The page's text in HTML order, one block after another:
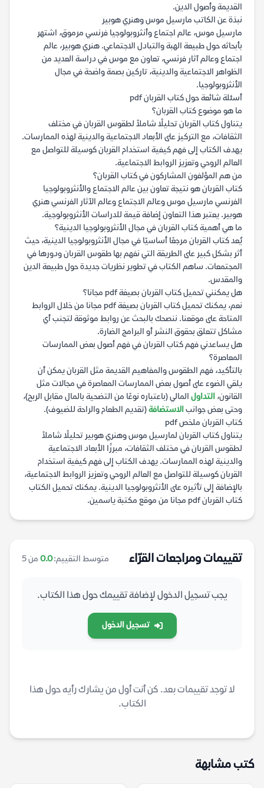
القديمة وأصول الدين.
نبذة عن الكاتب مارسيل موس وهنري هوبير
مارسيل موس، عالم اجتماع وأنثروبولوجيا فرنسي مرموق، اشتهر
بأبحاثه حول طبيعة الهبة والتبادل الاجتماعي. هنري هوبير، عالم
اجتماع وعالم آثار فرنسي، تعاون مع موس في دراسة العديد من
الظواهر الاجتماعية والدينية، تاركين بصمة واضحة في مجال
الأنثروبولوجيا.
أسئلة شائعة حول كتاب القربان pdf
ما هو موضوع كتاب القربان؟
يتناول كتاب القربان تحليلًا شاملاً لطقوس القربان في مختلف
الثقافات، مع التركيز على الأبعاد الاجتماعية والدينية لهذه الممارسات.
يهدف الكتاب إلى فهم كيفية استخدام القربان كوسيلة للتواصل مع
العالم الروحي وتعزيز الروابط الاجتماعية.
من هم المؤلفون المشاركون في كتاب القربان؟
كتاب القربان هو نتيجة تعاون بين عالم الاجتماع والأنثروبولوجيا
الفرنسي مارسيل موس وعالم الاجتماع وعالم الآثار الفرنسي هنري
هوبير. يعتبر هذا التعاون إضافة قيمة للدراسات الأنثروبولوجية.
ما هي أهمية كتاب القربان في مجال الأنثروبولوجيا الدينية؟
يُعد كتاب القربان مرجعًا أساسيًا في مجال الأنثروبولوجيا الدينية، حيث
أثر بشكل كبير على الطريقة التي نفهم بها طقوس القربان ودورها في
المجتمعات. ساهم الكتاب في تطوير نظريات جديدة حول طبيعة الدين
والمقدس.
هل يمكنني تحميل كتاب القربان بصيغة pdf مجانا؟
نعم، يمكنك تحميل كتاب القربان بصيغة pdf مجانا من خلال الروابط
المتاحة على موقعنا. ننصحك بالبحث عن روابط موثوقة لتجنب أي
مشاكل تتعلق بحقوق النشر أو البرامج الضارة.
هل يساعدني فهم كتاب القربان في فهم أصول بعض الممارسات
المعاصرة؟
بالتأكيد، فهم الطقوس والمفاهيم القديمة مثل القربان يمكن أن
يلقي الضوء على أصول بعض الممارسات المعاصرة في مجالات مثل
القانون، التداول المالي (باعتباره نوعًا من التضحية بالمال مقابل الربح)،
وحتى بعض جوانبالاستضافة(تقديم الطعام والراحة للضيوف).
كتاب القربان ملخص pdf
يتناول كتاب القربان لمارسيل موس وهنري هوبير تحليلًا شاملاً
لطقوس القربان في مختلف الثقافات، مبرزًا الأبعاد الاجتماعية
والدينية لهذه الممارسات. يهدف الكتاب إلى فهم كيفية استخدام
القربان كوسيلة للتواصل مع العالم الروحي وتعزيز الروابط الاجتماعية،
بالإضافة إلى تأثيره على الأنثروبولوجيا الدينية. يمكنك تحميل الكتاب
كتاب القربان pdf مجانا من موقع مكتبة ياسمين.
تقييمات ومراجعات القرّاء متوسط التقييم:0.0 من 5
يجب تسجيل الدخول لإضافة تقييمك حول هذا الكتاب.
تسجيل الدخول
لا توجد تقييمات بعد. كن أنت أول من يشارك رأيه حول هذا
الكتاب.
كتب مشابهة